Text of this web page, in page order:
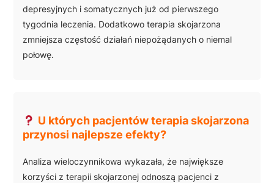
depresyjnych i somatycznych już od pierwszego
tygodnia leczenia. Dodatkowo terapia skojarzona
zmniejsza częstość działań niepożądanych o niemal
połowę.
U których pacjentów terapia skojarzona
przynosi najlepsze efekty?
Analiza wieloczynnikowa wykazała, że największe
korzyści z terapii skojarzonej odnoszą pacjenci z